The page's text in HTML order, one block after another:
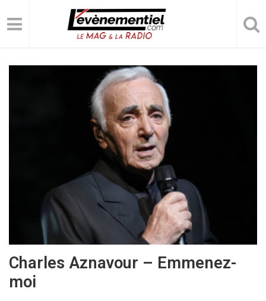
Charles Aznavour – Emmenez-
moi